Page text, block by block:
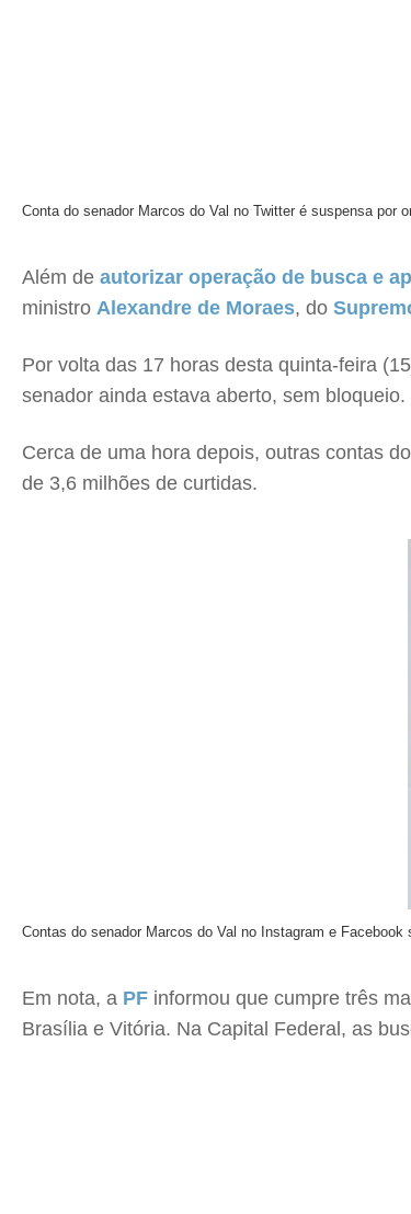
Conta do senador Marcos do Val no Twitter é suspensa por
Além de autorizar operação de busca e
ministro Alexandre de Moraes, do
Por volta das 17 horas desta quinta-feira
senador ainda estava aberto, sem bloqueio.
Cerca de uma hora depois, outras contas
de 3,6 milhões de curtidas.
Contas do senador Marcos do Val no Instagram e
Em nota, a PF informou que cumpre três
Brasília e Vitória. Na Capital Federal, as